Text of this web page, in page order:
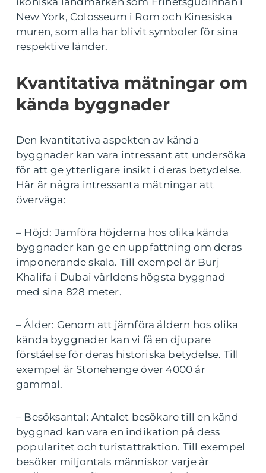
New York, Colosseum i Rom och Kinesiska
muren, som alla har blivit symboler för sina
respektive länder.
Kvantitativa mätningar om
kända byggnader
Den kvantitativa aspekten av kända
byggnader kan vara intressant att undersöka
för att ge ytterligare insikt i deras betydelse.
Här är några intressanta mätningar att
överväga:
– Höjd: Jämföra höjderna hos olika kända
byggnader kan ge en uppfattning om deras
imponerande skala. Till exempel är Burj
Khalifa i Dubai världens högsta byggnad
med sina 828 meter.
– Ålder: Genom att jämföra åldern hos olika
kända byggnader kan vi få en djupare
förståelse för deras historiska betydelse. Till
exempel är Stonehenge över 4000 år
gammal.
– Besöksantal: Antalet besökare till en känd
byggnad kan vara en indikation på dess
popularitet och turistattraktion. Till exempel
besöker miljontals människor varje år